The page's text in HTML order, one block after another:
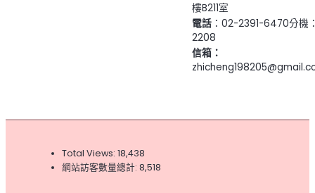
樓B211室
電話 ：02-2391-6470分機
2208
信箱：
Total Views: 18,438
網站訪客數量總計: 8,518